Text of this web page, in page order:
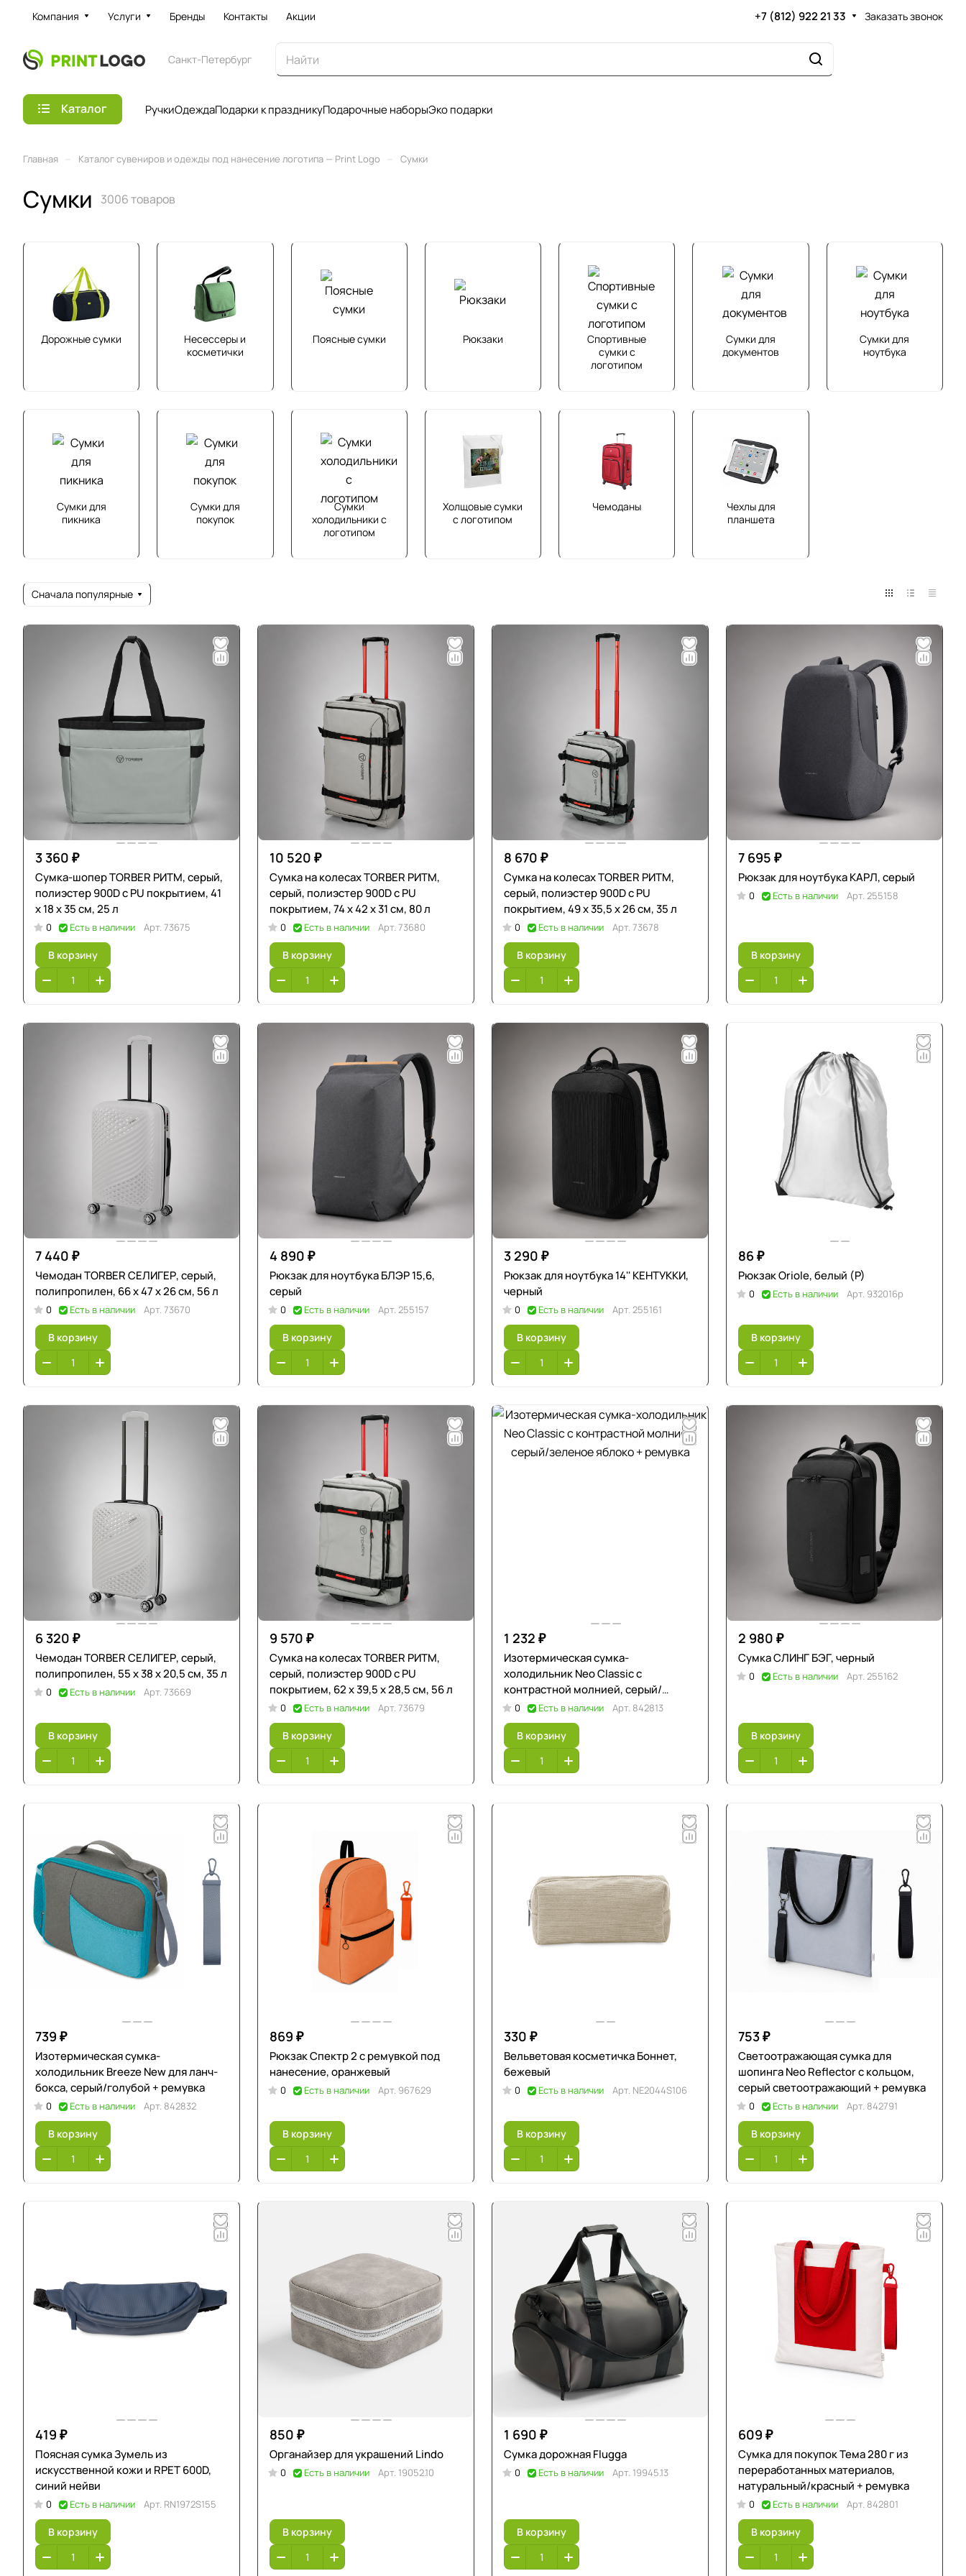
Компания Услуги Бренды Контакты Акции +7 (812) 922 21 33 Заказать звонок
Санкт-Петербург
Каталог РучкиОдеждаПодарки к праздникуПодарочные наборыЭко подарки
Главная Каталог сувениров и одежды под нанесение логотипа — Print Logo Сумки
Сумки 3006 товаров
Дорожные сумки
Несессеры и
косметички
Поясные сумки Рюкзаки
Спортивные
сумки с
логотипом
Сумки для
документов
Сумки для
ноутбука
Сумки для
пикника
Сумки для
покупок
Сумки
холодильники с
логотипом
Холщовые сумки
с логотипом
Чемоданы
Чехлы для
планшета
Сначала популярные
3 360 ₽
Сумка-шопер TORBER РИТМ, серый,
полиэстер 900D с PU покрытием, 41
х 18 х 35 см, 25 л
0 Есть в наличии Арт. 73675
В корзину
10 520 ₽
Сумка на колесах TORBER РИТМ,
серый, полиэстер 900D с PU
покрытием, 74 х 42 х 31 см, 80 л
0 Есть в наличии Арт. 73680
В корзину
8 670 ₽
Сумка на колесах TORBER РИТМ,
серый, полиэстер 900D с PU
покрытием, 49 x 35,5 x 26 см, 35 л
0 Есть в наличии Арт. 73678
В корзину
7 695 ₽
Рюкзак для ноутбука КАРЛ, серый
0 Есть в наличии Арт. 255158
В корзину
7 440 ₽
Чемодан TORBER СЕЛИГЕР, серый,
полипропилен, 66 х 47 х 26 см, 56 л
0 Есть в наличии Арт. 73670
В корзину
4 890 ₽
Рюкзак для ноутбука БЛЭР 15,6,
серый
0 Есть в наличии Арт. 255157
В корзину
3 290 ₽
Рюкзак для ноутбука 14'' КЕНТУККИ,
черный
0 Есть в наличии Арт. 255161
В корзину
86 ₽
Рюкзак Oriole, белый (P)
0 Есть в наличии Арт. 932016p
В корзину
6 320 ₽
Чемодан TORBER СЕЛИГЕР, серый,
полипропилен, 55 х 38 х 20,5 см, 35 л
0 Есть в наличии Арт. 73669
В корзину
9 570 ₽
Сумка на колесах TORBER РИТМ,
серый, полиэстер 900D с PU
покрытием, 62 х 39,5 х 28,5 см, 56 л
0 Есть в наличии Арт. 73679
В корзину
1 232 ₽
Изотермическая сумка-
холодильник Neo Classic c
контрастной молнией, серый/
зеленое яблоко + ремувка
0 Есть в наличии Арт. 842813
В корзину
2 980 ₽
Сумка СЛИНГ БЭГ, черный
0 Есть в наличии Арт. 255162
В корзину
739 ₽
Изотермическая сумка-
холодильник Breeze New для ланч-
бокса, серый/голубой + ремувка
0 Есть в наличии Арт. 842832
В корзину
869 ₽
Рюкзак Спектр 2 с ремувкой под
нанесение, оранжевый
0 Есть в наличии Арт. 967629
В корзину
330 ₽
Вельветовая косметичка Боннет,
бежевый
0 Есть в наличии Арт. NE2044S106
В корзину
753 ₽
Светоотражающая сумка для
шопинга Neo Reflector с кольцом,
серый светоотражающий + ремувка
0 Есть в наличии Арт. 842791
В корзину
419 ₽
Поясная сумка Зумель из
искусственной кожи и RPET 600D,
синий нейви
0 Есть в наличии Арт. RN1972S155
В корзину
850 ₽
Органайзер для украшений Lindo
0 Есть в наличии Арт. 19052.10
В корзину
1 690 ₽
Сумка дорожная Flugga
0 Есть в наличии Арт. 19945.13
В корзину
609 ₽
Сумка для покупок Тема 280 г из
переработанных материалов,
натуральный/красный + ремувка
0 Есть в наличии Арт. 842801
В корзину